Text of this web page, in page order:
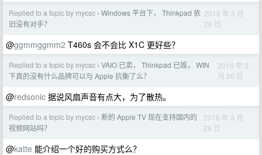
Replied to a topic by mycsc › Windows 平台下， Thinkpad 依
旧没有对手？
2016 年 3 月
28 日
@ggmmggmm2 T460s 会不会比 X1C 更好些？
Replied to a topic by mycsc › VAIO 已卖， Thinkpad 已毁， WIN
下真的没有什么品牌可以与 Apple 抗衡了么？
2016 年 3
月 26 日
@redsonic 据说风扇声音有点大，为了散热。
Replied to a topic by mycsc › 新的 Apple TV 现在支持国内的
视频网站吗？
2016 年 3 月
26 日
@katte 能介绍一个好的购买方式么？